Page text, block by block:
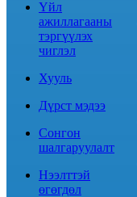
Үйл
ажиллагааны
тэргүүлэх
чиглэл
Хууль
Дүрст мэдээ
Сонгон
шалгаруулалт
Нээлттэй
өгөгдөл